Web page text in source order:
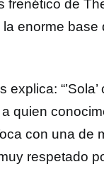
de
enorme base
quien
con una de
respetado